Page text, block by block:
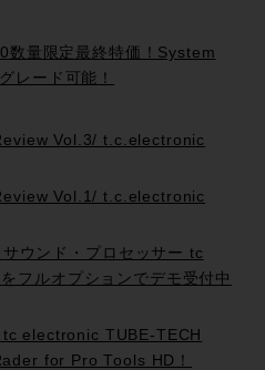
量限定最終特価！System
レード可能！
Vol.3/ t.c.electronic
Vol.1/ t.c.electronic
ウンド・プロセッサー tc
フルオプションでデモ受付中
tc electronic TUBE-TECH
for Pro Tools HD！